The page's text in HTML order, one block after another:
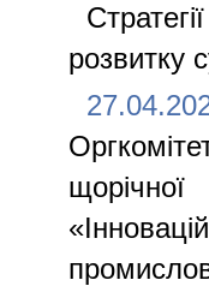
розвитку
щорічної